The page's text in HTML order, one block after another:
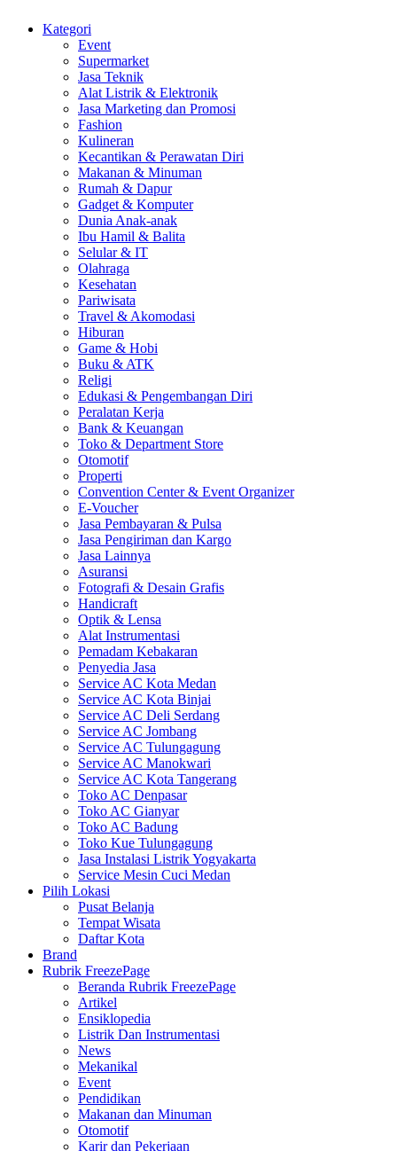
Kategori
Event
Supermarket
Jasa Teknik
Alat Listrik & Elektronik
Jasa Marketing dan Promosi
Fashion
Kulineran
Kecantikan & Perawatan Diri
Makanan & Minuman
Rumah & Dapur
Gadget & Komputer
Dunia Anak-anak
Ibu Hamil & Balita
Selular & IT
Olahraga
Kesehatan
Pariwisata
Travel & Akomodasi
Hiburan
Game & Hobi
Buku & ATK
Religi
Edukasi & Pengembangan Diri
Peralatan Kerja
Bank & Keuangan
Toko & Department Store
Otomotif
Properti
Convention Center & Event Organizer
E-Voucher
Jasa Pembayaran & Pulsa
Jasa Pengiriman dan Kargo
Jasa Lainnya
Asuransi
Fotografi & Desain Grafis
Handicraft
Optik & Lensa
Alat Instrumentasi
Pemadam Kebakaran
Penyedia Jasa
Service AC Kota Medan
Service AC Kota Binjai
Service AC Deli Serdang
Service AC Jombang
Service AC Tulungagung
Service AC Manokwari
Service AC Kota Tangerang
Toko AC Denpasar
Toko AC Gianyar
Toko AC Badung
Toko Kue Tulungagung
Jasa Instalasi Listrik Yogyakarta
Service Mesin Cuci Medan
Pilih Lokasi
Pusat Belanja
Tempat Wisata
Daftar Kota
Brand
Rubrik FreezePage
Beranda Rubrik FreezePage
Artikel
Ensiklopedia
Listrik Dan Instrumentasi
News
Mekanikal
Event
Pendidikan
Makanan dan Minuman
Otomotif
Karir dan Pekerjaan